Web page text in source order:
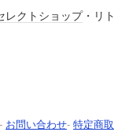
レクトショップ・リ
- お問い合わせ- 特定商